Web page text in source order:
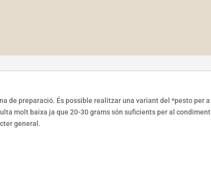
de preparació. És possible realitzar una variant del *pesto per a
molt baixa ja que 20-30 grams són suficients per al condiment
general.